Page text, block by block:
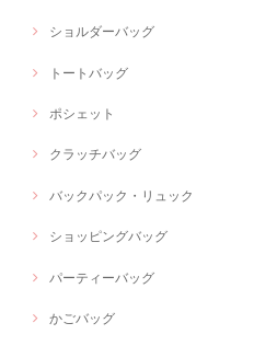
ショルダーバッグ
トートバッグ
ポシェット
クラッチバッグ
バックパック・リュック
ショッピングバッグ
パーティーバッグ
かごバッグ